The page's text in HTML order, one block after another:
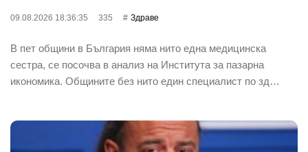
09.08.2026 18:36:35 335 Здраве
В пет общини в България няма нито една медицинска
сестра, се посочва в анализ на Института за пазарна
икономика. Общините без нито един специалист по зд…